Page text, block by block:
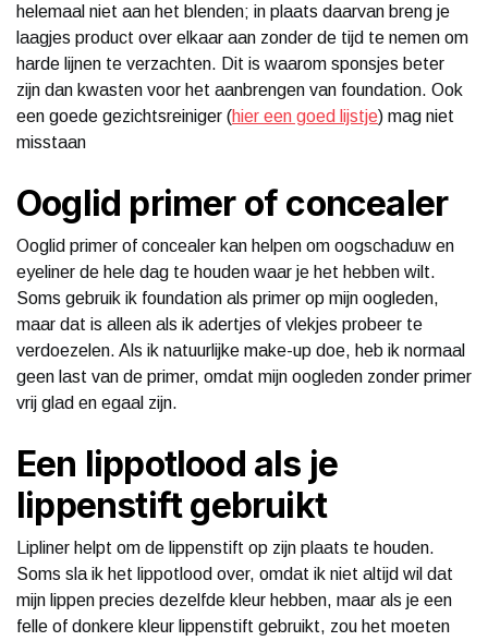
helemaal niet aan het blenden; in plaats daarvan breng je
laagjes product over elkaar aan zonder de tijd te nemen om
harde lijnen te verzachten. Dit is waarom sponsjes beter
zijn dan kwasten voor het aanbrengen van foundation. Ook
een goede gezichtsreiniger (hier een goed lijstje) mag niet
misstaan
Ooglid primer of concealer
Ooglid primer of concealer kan helpen om oogschaduw en
eyeliner de hele dag te houden waar je het hebben wilt.
Soms gebruik ik foundation als primer op mijn oogleden,
maar dat is alleen als ik adertjes of vlekjes probeer te
verdoezelen. Als ik natuurlijke make-up doe, heb ik normaal
geen last van de primer, omdat mijn oogleden zonder primer
vrij glad en egaal zijn.
Een lippotlood als je
lippenstift gebruikt
Lipliner helpt om de lippenstift op zijn plaats te houden.
Soms sla ik het lippotlood over, omdat ik niet altijd wil dat
mijn lippen precies dezelfde kleur hebben, maar als je een
felle of donkere kleur lippenstift gebruikt, zou het moeten